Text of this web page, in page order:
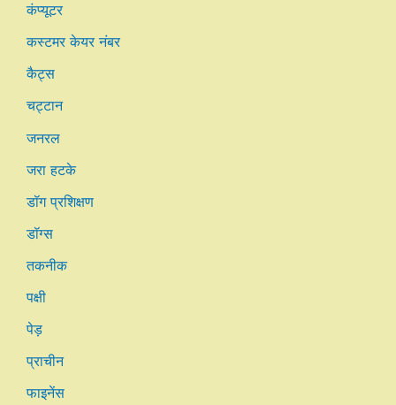
कंप्यूटर
कस्टमर केयर नंबर
कैट्स
चट्टान
जनरल
जरा हटके
डॉग प्रशिक्षण
डॉग्स
तकनीक
पक्षी
पेड़
प्राचीन
फाइनेंस